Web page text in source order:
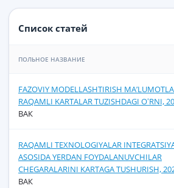
Список статей
ПОЛЬНОЕ НАЗВАНИЕ
FAZOVIY MODELLASHTIRISH
RAQAMLI KARTALAR TUZISHDAGI OʻRNI,
ВАК
RAQAMLI TEXNOLOGIYALAR
ASOSIDA YERDAN FOYDALANUVCHILAR
CHEGARALARINI KARTAGA TUSHURISH,
ВАК